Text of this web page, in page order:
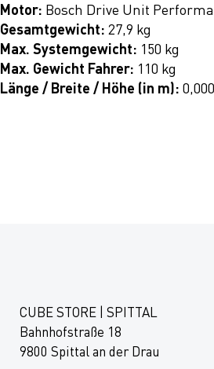
Motor: Bosch Drive Unit
Gesamtgewicht: 27,9 kg
Max. Systemgewicht: 150 kg
Max. Gewicht Fahrer: 110 kg
Länge / Breite / Höhe (in m):
CUBE STORE | SPITTAL
Bahnhofstraße 18
9800 Spittal an der Drau